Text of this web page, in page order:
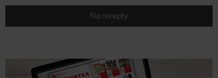
Na recepty